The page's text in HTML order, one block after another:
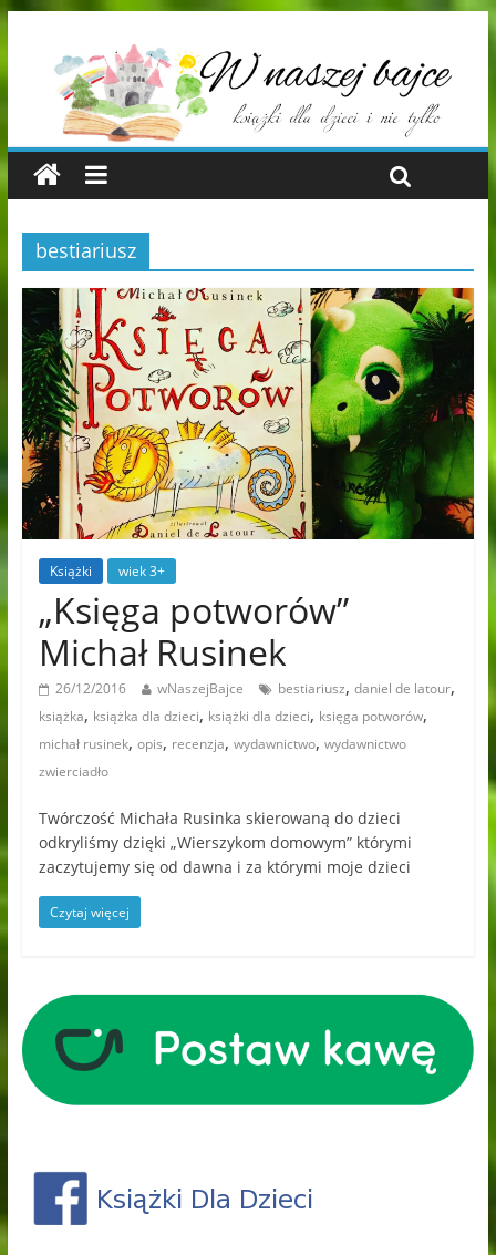
bestiariusz
Książki wiek 3+
„Księga potworów”
Michał Rusinek
26/12/2016 wNaszejBajce bestiariusz, daniel de latour,
książka, książka dla dzieci, książki dla dzieci, księga potworów,
michał rusinek, opis, recenzja, wydawnictwo, wydawnictwo
zwierciadło
Twórczość Michała Rusinka skierowaną do dzieci
odkryliśmy dzięki „Wierszykom domowym” którymi
zaczytujemy się od dawna i za którymi moje dzieci
Czytaj więcej